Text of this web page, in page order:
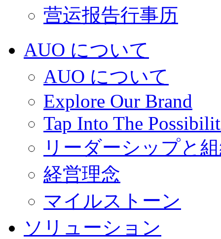
营运报告行事历
AUO について
AUO について
Explore Our Brand
Tap Into The
リーダーシップと
経営理念
マイルストーン
ソリューション